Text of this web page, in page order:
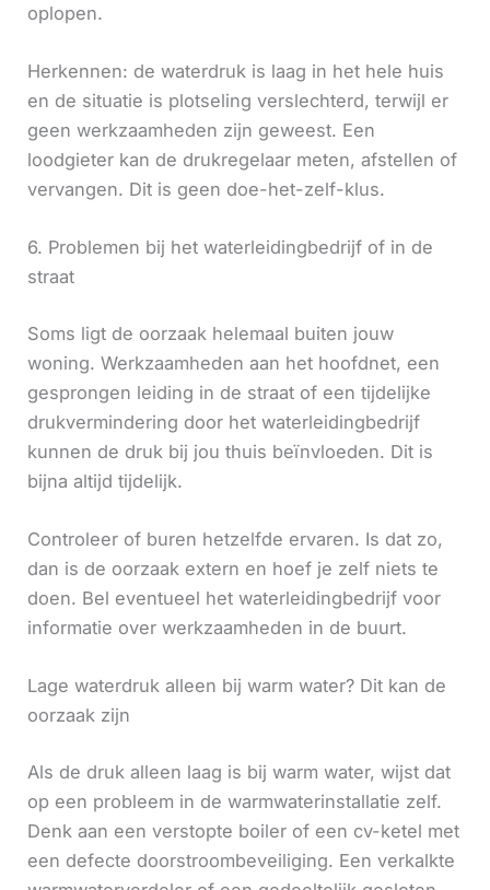
oplopen.
Herkennen: de waterdruk is laag in het hele huis
en de situatie is plotseling verslechterd, terwijl er
geen werkzaamheden zijn geweest. Een
loodgieter kan de drukregelaar meten, afstellen of
vervangen. Dit is geen doe-het-zelf-klus.
6. Problemen bij het waterleidingbedrijf of in de
straat
Soms ligt de oorzaak helemaal buiten jouw
woning. Werkzaamheden aan het hoofdnet, een
gesprongen leiding in de straat of een tijdelijke
drukvermindering door het waterleidingbedrijf
kunnen de druk bij jou thuis beïnvloeden. Dit is
bijna altijd tijdelijk.
Controleer of buren hetzelfde ervaren. Is dat zo,
dan is de oorzaak extern en hoef je zelf niets te
doen. Bel eventueel het waterleidingbedrijf voor
informatie over werkzaamheden in de buurt.
Lage waterdruk alleen bij warm water? Dit kan de
oorzaak zijn
Als de druk alleen laag is bij warm water, wijst dat
op een probleem in de warmwaterinstallatie zelf.
Denk aan een verstopte boiler of een cv-ketel met
een defecte doorstroombeveiliging. Een verkalkte